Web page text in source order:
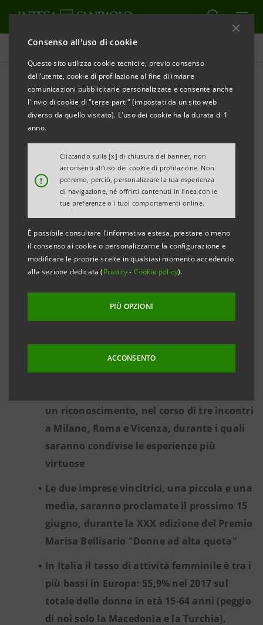
Consenso all'uso di cookie
Questo sito utilizza cookie tecnici e, previo consenso
dell’utente, cookie di profilazione al fine di inviare
comunicazioni pubblicitarie personalizzate e consente anche
l'invio di cookie di "terze parti" (impostati da un sito web
diverso da quello visitato). L'uso dei cookie ha la durata di 1
anno.
!
Cliccando sulla [x] di chiusura del banner, non
acconsenti all’uso dei cookie di profilazione. Non
potremo, perciò, personalizzare la tua esperienza
di navigazione, né offrirti contenuti in linea con le
tue preferenze o i tuoi comportamenti online.
È possibile consultare l'informativa estesa, prestare o meno
il consenso ai cookie o personalizzarne la configurazione e
modificare le proprie scelte in qualsiasi momento accedendo
alla sezione dedicata (Privacy- Cookie policy).
PIÙ OPZIONI
ACCONSENTO
Comunicati stampa
STAMPA AGGIORNA
II edizione Premio "Women Value Company Intesa
Sanpaolo"
LA FONDAZIONE MARISA BELLISARIO E INTESA
SANPAOLO
INCONTRANO LE IMPRESE FINALISTE, SELEZIONATE
PER LA CAPACITÀ DI VALORIZZARE IL MERITO E IL
TALENTO FEMMINILE
Il premio, istituito da Fondazione Marisa
Bellisario e Gruppo Intesa Sanpaolo,
110 le aziende finaliste della seconda
edizione, scelte in tutta Italia tra le 460 che
un riconoscimento, nel corso di tre incontri
a Milano, Roma e Vicenza, durante i quali
saranno condivise le esperienze più
virtuose
Le due imprese vincitrici, una piccola e una
media, saranno proclamate il prossimo 15
giugno, durante la XXX edizione del Premio
Marisa Bellisario "Donne ad alta quota"
In Italia il tasso di attività femminile è tra i
più bassi in Europa: 55,9% nel 2017 sul
totale delle donne in età 15-64 anni (peggio
di noi solo la Macedonia e la Turchia),